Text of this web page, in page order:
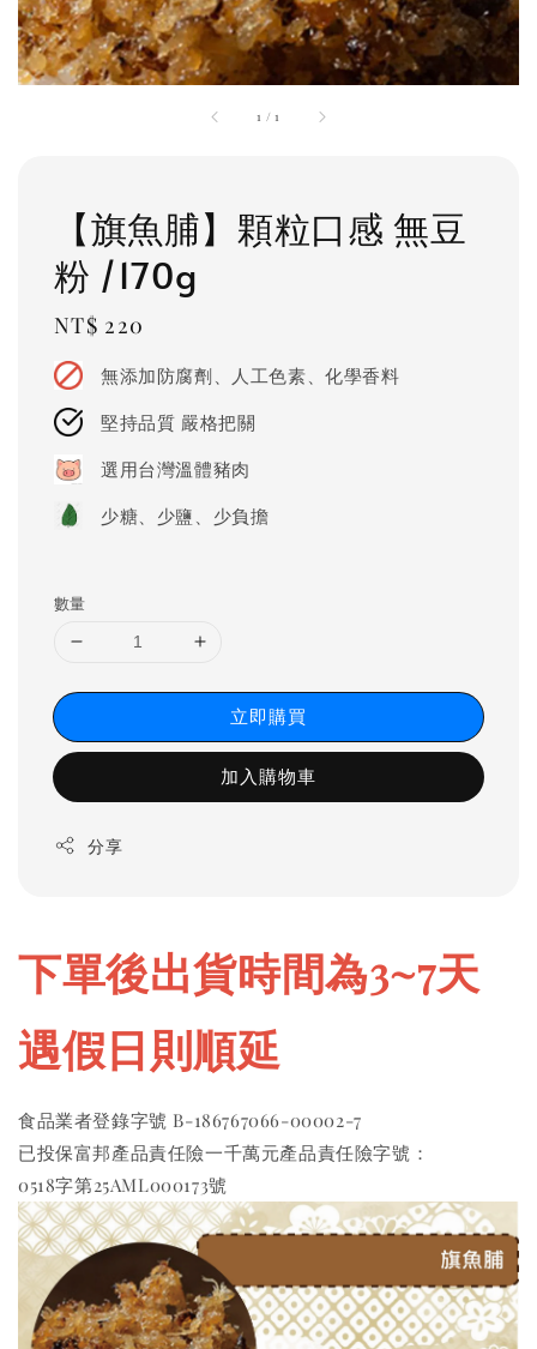
1 /1
【旗魚脯】顆粒口感 無豆
粉 /170g
Regular
price
NT$ 220
無添加防腐劑、人工色素、化學香料
堅持品質 嚴格把關
選用台灣溫體豬肉
少糖、少鹽、少負擔
數量
立即購買
加入購物車
分享
下單後出貨時間為3~7天
遇假日則順延
食品業者登錄字號 B-186767066-00002-7
已投保富邦產品責任險一千萬元產品責任險字號：
0518字第25AML000173號